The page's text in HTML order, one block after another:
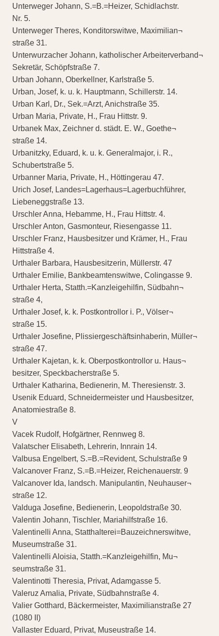
Unterweger Johann, S.=B.=Heizer, Schidlachstr.
Nr. 5.
Unterweger Theres, Konditorswitwe, Maximilian¬
straße 31.
Unterwurzacher Johann, katholischer Arbeiterverband¬
Sekretär, Schöpfstraße 7.
Urban Johann, Oberkellner, Karlstraße 5.
Urban, Josef, k. u. k. Hauptmann, Schillerstr. 14.
Urban Karl, Dr., Sek.=Arzt, Anichstraße 35.
Urban Maria, Private, H., Frau Hittstr. 9.
Urbanek Max, Zeichner d. städt. E. W., Goethe¬
straße 14.
Urbanitzky, Eduard, k. u. k. Generalmajor, i. R.,
Schubertstraße 5.
Urbanner Maria, Private, H., Höttingerau 47.
Urich Josef, Landes=Lagerhaus=Lagerbuchführer,
Liebeneggstraße 13.
Urschler Anna, Hebamme, H., Frau Hittstr. 4.
Urschler Anton, Gasmonteur, Riesengasse 11.
Urschler Franz, Hausbesitzer und Krämer, H., Frau
Hittstraße 4.
Urthaler Barbara, Hausbesitzerin, Müllerstr. 47
Urthaler Emilie, Bankbeamtenswitwe, Colingasse 9.
Urthaler Herta, Statth.=Kanzleigehilfin, Südbahn¬
straße 4,
Urthaler Josef, k. k. Postkontrollor i. P., Völser¬
straße 15.
Urthaler Josefine, Plissiergeschäftsinhaberin, Müller¬
straße 47.
Urthaler Kajetan, k. k. Oberpostkontrollor u. Haus¬
besitzer, Speckbacherstraße 5.
Urthaler Katharina, Bedienerin, M. Theresienstr. 3.
Usenik Eduard, Schneidermeister und Hausbesitzer,
Anatomiestraße 8.
V
Vacek Rudolf, Hofgärtner, Rennweg 8.
Valatscher Elisabeth, Lehrerin, Innrain 14.
Valbusa Engelbert, S.=B.=Revident, Schulstraße 9
Valcanover Franz, S.=B.=Heizer, Reichenauerstr. 9
Valcanover Ida, landsch. Manipulantin, Neuhauser¬
straße 12.
Valduga Josefine, Bedienerin, Leopoldstraße 30.
Valentin Johann, Tischler, Mariahilfstraße 16.
Valentinelli Anna, Statthalterei=Bauzeichnerswitwe,
Museumstraße 31.
Valentinelli Aloisia, Statth.=Kanzleigehilfin, Mu¬
seumstraße 31.
Valentinotti Theresia, Privat, Adamgasse 5.
Valeruz Amalia, Private, Südbahnstraße 4.
Valier Gotthard, Bäckermeister, Maximilianstraße 27
(1080 II)
Vallaster Eduard, Privat, Museustraße 14.